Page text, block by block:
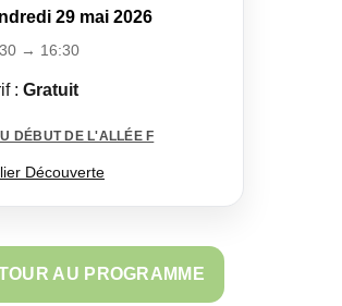
29 mai 2026
→ 16:30
: Gratuit
DÉBUT DE L'ALLÉE F
Découverte
AU PROGRAMME